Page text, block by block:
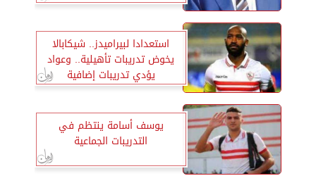
استعدادا لبيراميدز.. شيكابالا
يخوض تدريبات تأهيلية.. وعواد
يؤدي تدريبات إضافية
يوسف أسامة ينتظم في
التدريبات الجماعية